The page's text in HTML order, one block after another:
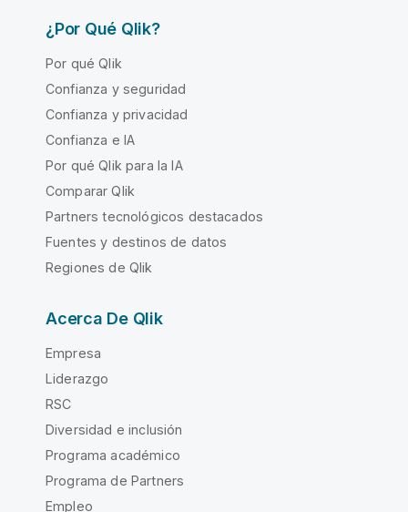
¿Por Qué Qlik?
Por qué Qlik
Confianza y seguridad
Confianza y privacidad
Confianza e IA
Por qué Qlik para la IA
Comparar Qlik
Partners tecnológicos destacados
Fuentes y destinos de datos
Regiones de Qlik
Acerca De Qlik
Empresa
Liderazgo
RSC
Diversidad e inclusión
Programa académico
Programa de Partners
Empleo